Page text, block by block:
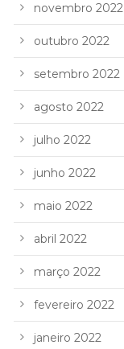
novembro 2022
outubro 2022
setembro 2022
agosto 2022
julho 2022
junho 2022
maio 2022
abril 2022
março 2022
fevereiro 2022
janeiro 2022